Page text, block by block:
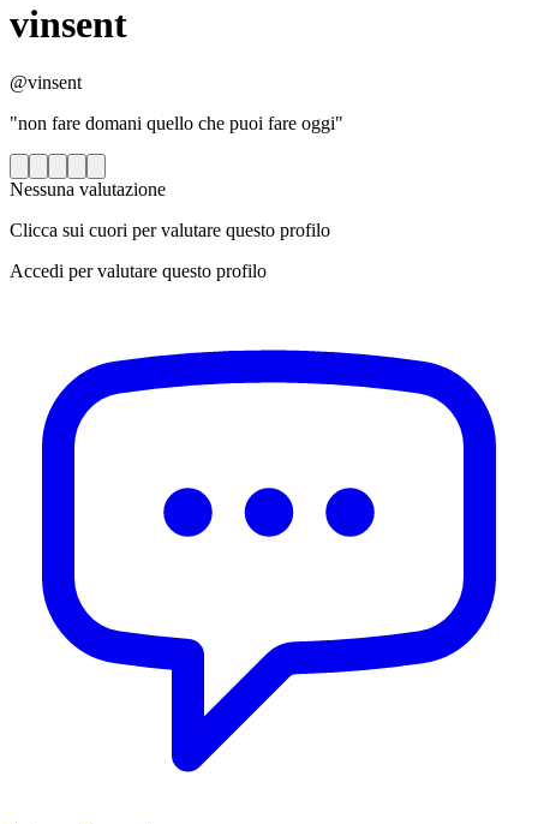
vinsent
@vinsent
"non fare domani quello che puoi fare oggi"
Nessuna valutazione
Clicca sui cuori per valutare questo profilo
Accedi per valutare questo profilo